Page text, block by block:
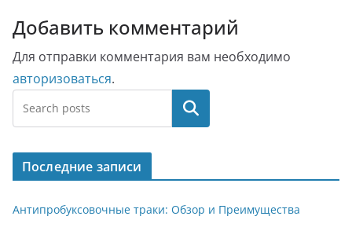
Добавить комментарий
Для отправки комментария вам необходимо
авторизоваться.
Поиск
Последние записи
Антипробуксовочные траки: Обзор и Преимущества